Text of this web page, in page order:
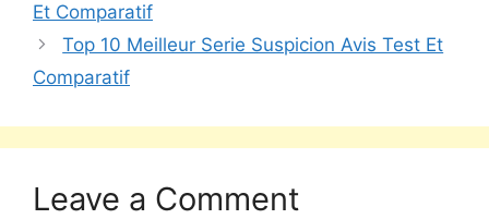
Et Comparatif
Top 10 Meilleur Serie Suspicion Avis Test Et
Comparatif
Leave a Comment